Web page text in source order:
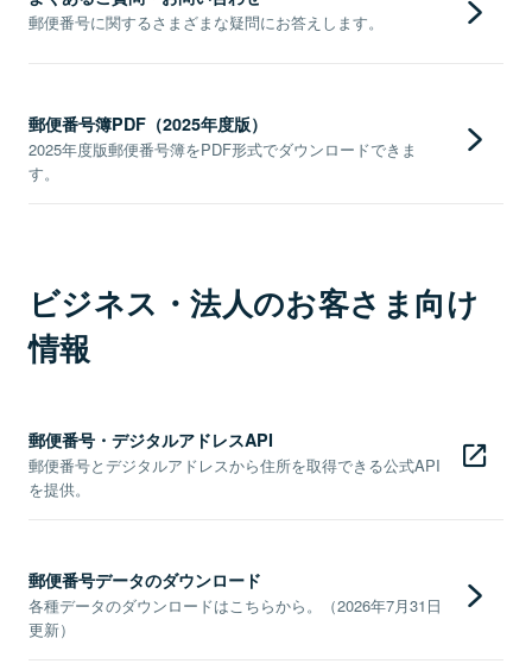
郵便番号に関するさまざまな疑問にお答えします。
郵便番号簿PDF（2025年度版）
2025年度版郵便番号簿をPDF形式でダウンロードできま
す。
ビジネス・法人のお客さま向け
情報
郵便番号・デジタルアドレスAPI
郵便番号とデジタルアドレスから住所を取得できる公式API
を提供。
郵便番号データのダウンロード
各種データのダウンロードはこちらから。（2026年7月31日
更新）